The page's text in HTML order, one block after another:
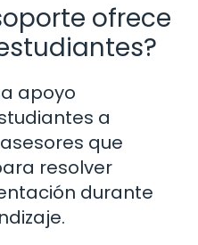
ofrece
apoyo
a
que
resolver
durante